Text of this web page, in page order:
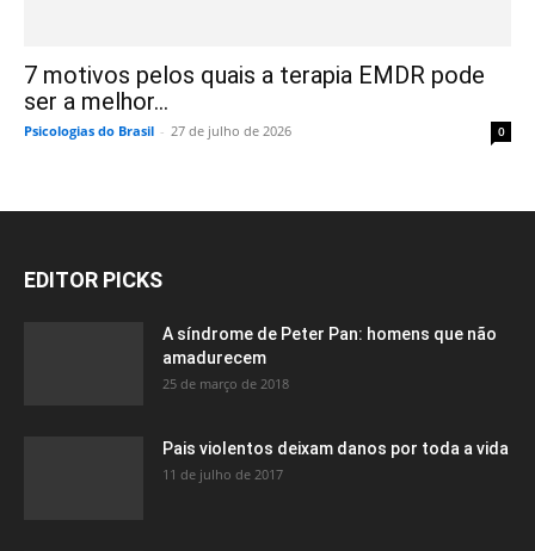
7 motivos pelos quais a terapia EMDR pode
ser a melhor...
Psicologias do Brasil - 27 de julho de 2026 0
EDITOR PICKS
A síndrome de Peter Pan: homens que não
amadurecem
25 de março de 2018
Pais violentos deixam danos por toda a vida
11 de julho de 2017